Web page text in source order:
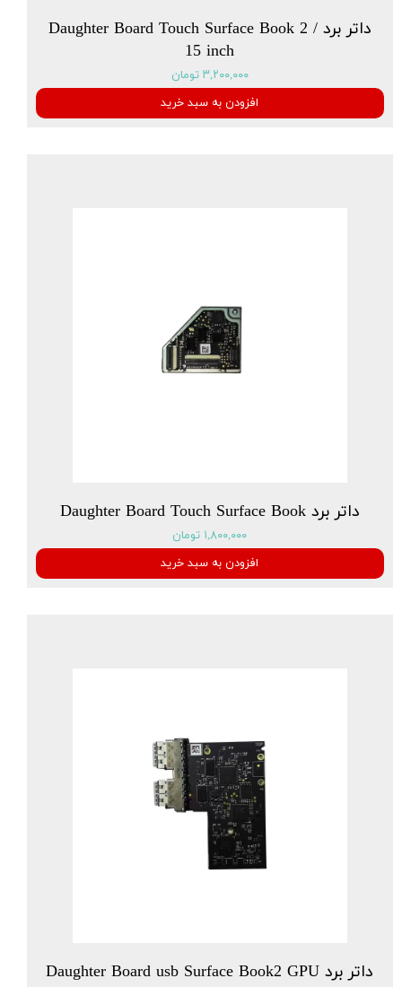
داتر برد Daughter Board Touch Surface Book 2 /
15 inch
۳,۲۰۰,۰۰۰ تومان
افزودن به سبد خرید
داتر برد Daughter Board Touch Surface Book
۱,۸۰۰,۰۰۰ تومان
افزودن به سبد خرید
داتر برد Daughter Board usb Surface Book2 GPU